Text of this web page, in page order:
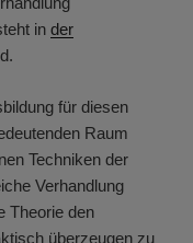
in der
für diesen
Raum
Techniken der
Verhandlung
Theorie den
überzeugen zu